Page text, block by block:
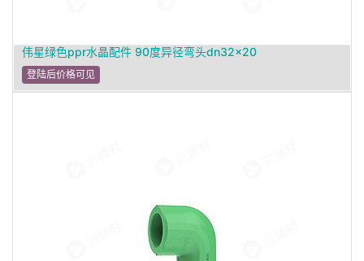
伟星绿色ppr水晶配件 90度异径弯头dn32×20
登陆后价格可见